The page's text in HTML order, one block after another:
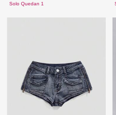
Solo Quedan 1